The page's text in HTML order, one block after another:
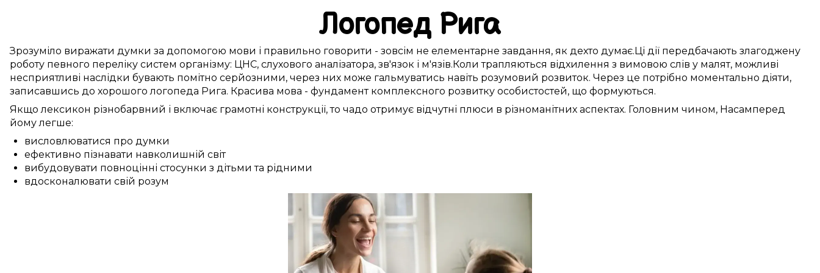
Логопед Рига
Зрозуміло виражати думки за допомогою мови і правильно говорити - зовсім не елементарне завдання, як дехто думає.Ці дії передбачають злагоджену
роботу певного переліку систем організму: ЦНС, слухового аналізатора, зв'язок і м'язів.Коли трапляються відхилення з вимовою слів у малят, можливі
несприятливі наслідки бувають помітно серйозними, через них може гальмуватись навіть розумовий розвиток. Через це потрібно моментально діяти,
записавшись до хорошого логопеда Рига. Красива мова - фундамент комплексного розвитку особистостей, що формуються.
Якщолексикон різнобарвний і включає грамотні конструкції, то чадо отримує відчутні плюси в різноманітних аспектах. Головним чином, Насамперед
йомулегше:
висловлюватися про думки
ефективно пізнавати навколишній світ
вибудовувати повноцінні стосунки з дітьми та рідними
вдосконалювати свій розум